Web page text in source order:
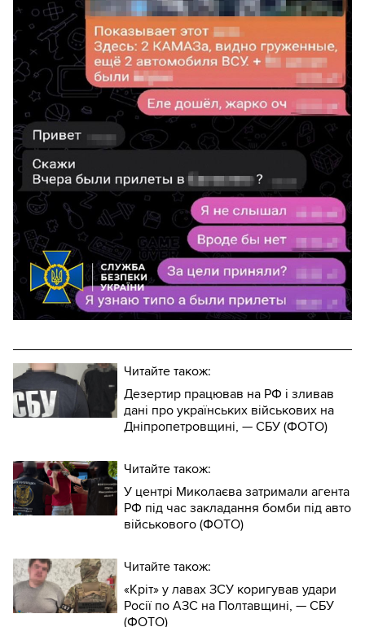
Читайте також:
Дезертир працював на РФ і зливав
дані про українських військових на
Дніпропетровщині, — СБУ (ФОТО)
Читайте також:
У центрі Миколаєва затримали агента
РФ під час закладання бомби під авто
військового (ФОТО)
Читайте також:
«Кріт» у лавах ЗСУ коригував удари
Росії по АЗС на Полтавщині, — СБУ
(ФОТО)